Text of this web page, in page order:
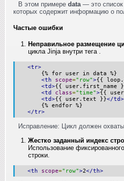
В этом примере data— это список
которых содержит информацию о
Частые ошибки
Неправильное размещение
цикла Jinja внутри тега
<tr>
{% for user in data %}
<th
scope="row">{{
<td>{{ user.first_name
<td
class="time">{{
<td>{{ user.text }}</td>
{% endfor %}
</tr>
Исправление: Цикл должен
Жестко заданный индекс
Использование
строки.
<th scope="row">2</th>